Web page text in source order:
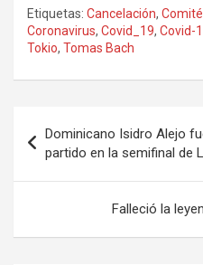
Etiquetas: Cancelación,
Coronavirus, Covid_19, Covid-
Tokio, Tomas Bach
de
entradas
Dominicano Isidro Alejo
partido en la semifinal de
Falleció la